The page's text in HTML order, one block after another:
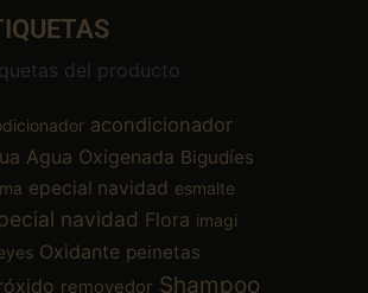
del producto
acondicionador
Agua Oxigenada Bigudíes
epecial navidad esmalte
navidad Flora imagi
Oxidante peinetas
removedor Shampoo